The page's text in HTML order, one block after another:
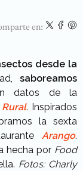
en:
desde la
saboreamos
datos de la
. Inspirados
la sexta
Arango.
hecha por Food
Fotos: Charly